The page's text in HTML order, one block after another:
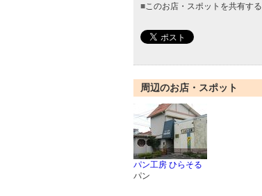
■このお店・スポットを共有する
周辺のお店・スポット
パン工房 ひらそる
パン